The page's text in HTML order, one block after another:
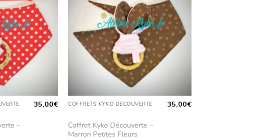
–
35,00€ COFFRETS KYKO DÉCOUVERTE
Coffret Kyko Découverte –
Marron Petites Fleurs
35,00€